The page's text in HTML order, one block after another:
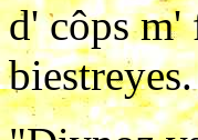
d' côps m'
biestreyes.